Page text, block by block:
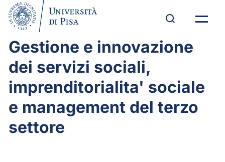
Gestione e innovazione
dei servizi sociali,
imprenditorialita' sociale
e management del terzo
settore